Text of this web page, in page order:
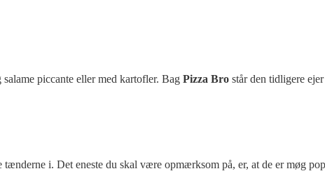
piccante eller med kartofler. Bag Pizza Bro står den tidligere
tænderne i. Det eneste du skal være opmærksom på, er, at de er møg